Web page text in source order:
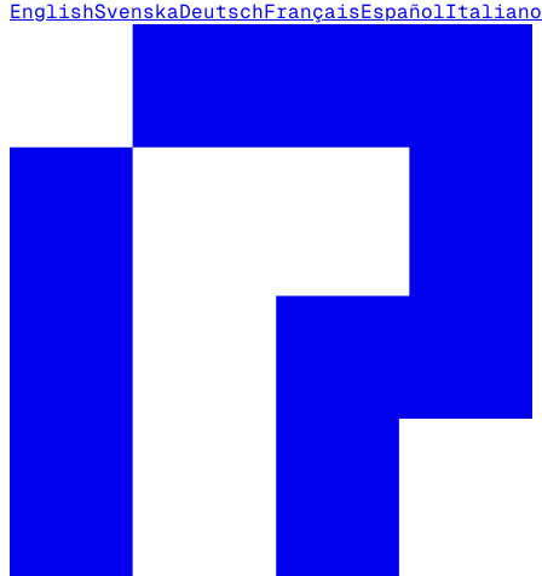
EnglishSvenskaDeutschFrançaisEspañolItaliano